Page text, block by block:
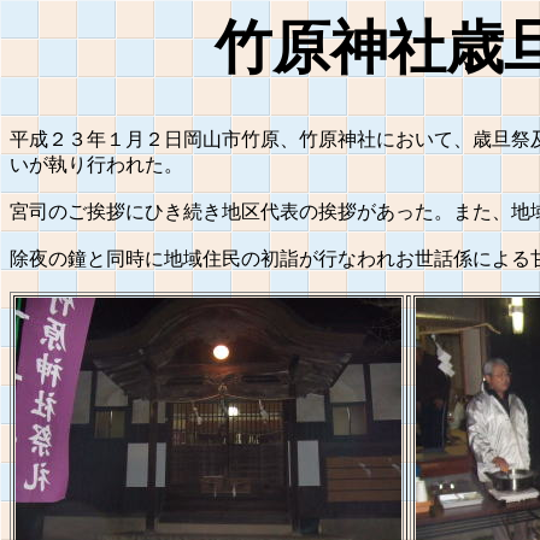
竹原神社歳
平成２３年１月２日岡山市竹原、竹原神社において、歳旦
いが執り行われた。
宮司のご挨拶にひき続き地区代表の挨拶があった。また、
除夜の鐘と同時に地域住民の初詣が行なわれお世話係によ